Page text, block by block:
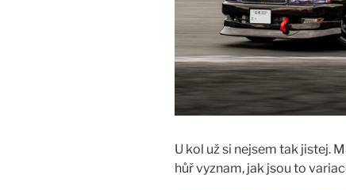
U kol už si nejsem tak jistej.
hůř vyznam, jak jsou to